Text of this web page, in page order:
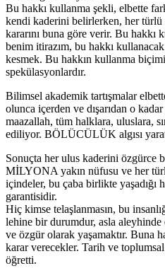
Bu hakkı kullanma şekli, elbette
kendi kaderini belirlerken, her türlü
kararını buna göre verir. Bu hakkı
benim itirazım, bu hakkı
kesmek. Bu hakkın kullanma
spekülasyonlardır.
Bilimsel akademik tartışmalar
olunca içerden ve dışarıdan o
maazallah, tüm halklara, uluslara,
ediliyor. BÖLÜCÜLÜK algısı
Sonuçta her ulus kaderini özgürce
MİLYONA yakın nüfusu ve her
içindeler, bu çaba birlikte yaşadığı
garantisidir.
Hiç kimse telaşlanmasın, bu
lehine bir durumdur, asla
ve özgür olarak yaşamaktır. Buna
karar verecekler. Tarih ve
öğretti.